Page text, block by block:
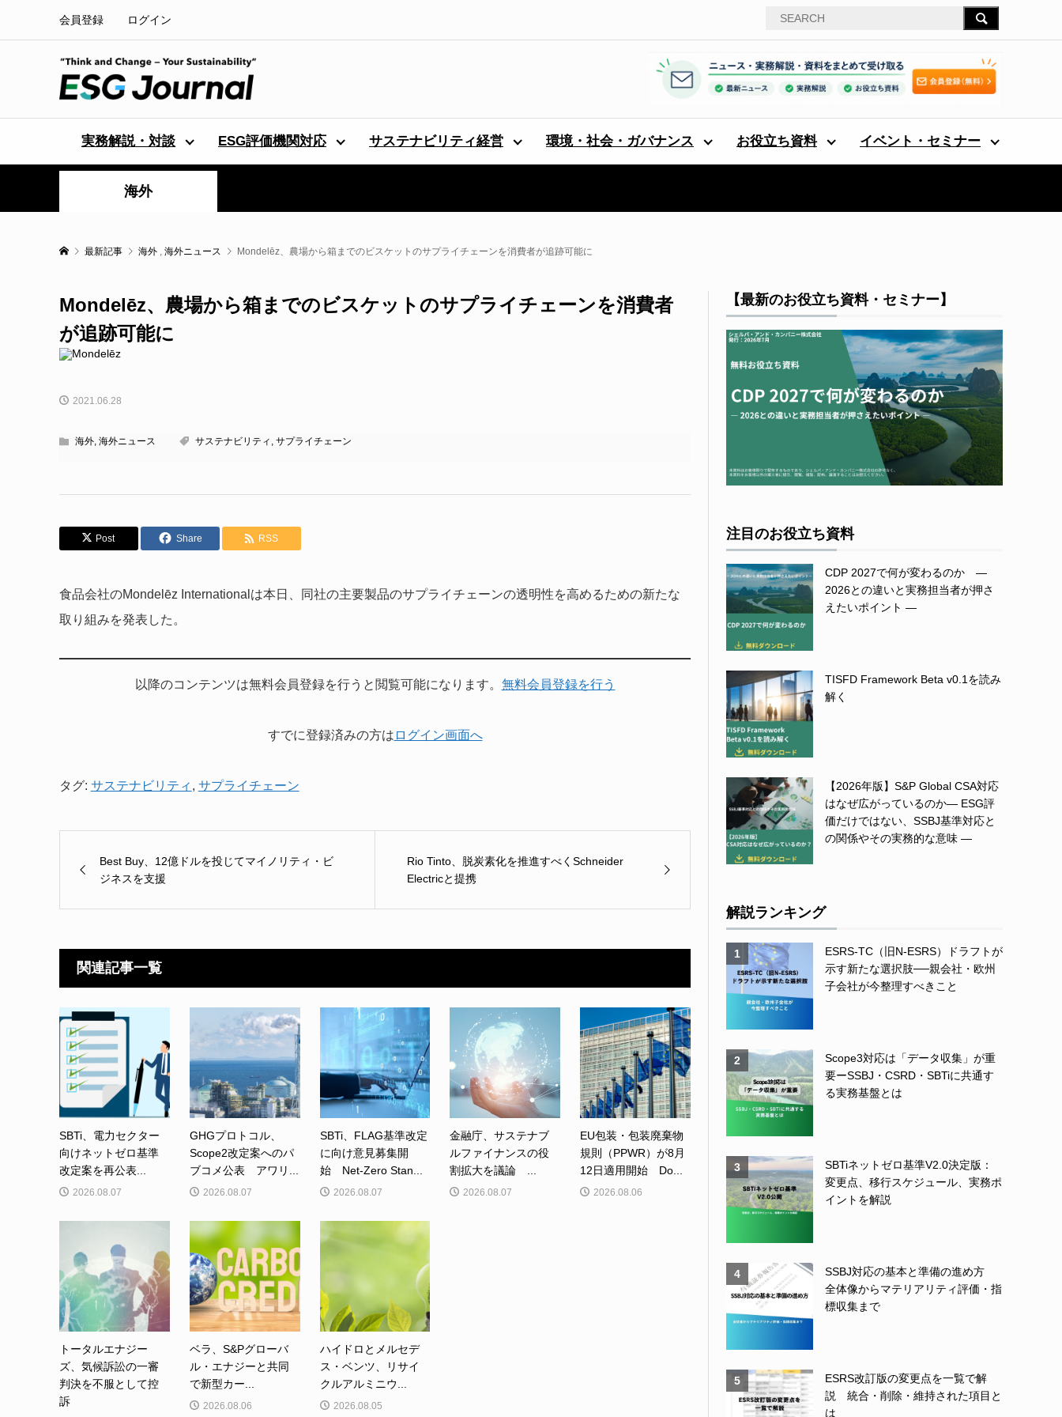
会員登録 ログイン
実務解説・対談 ESG評価機関対応 サステナビリティ経営 環境・社会・ガバナンス お役立ち資料 イベント・セミナー
海外
最新記事 海外 , 海外ニュース Mondelēz、農場から箱までのビスケットのサプライチェーンを消費者が追跡可能に
Mondelēz、農場から箱までのビスケットのサプライチェーンを消費者
が追跡可能に
2021.06.28
海外, 海外ニュース サステナビリティ , サプライチェーン
Post Share RSS
食品会社のMondelēz Internationalは本日、同社の主要製品のサプライチェーンの透明性を高めるための新たな
取り組みを発表した。
以降のコンテンツは無料会員登録を行うと閲覧可能になります。 無料会員登録を行う
すでに登録済みの方は ログイン画面へ
タグ: サステナビリティ , サプライチェーン
Best Buy、12億ドルを投じてマイノリティ・ビ
ジネスを支援
Rio Tinto、脱炭素化を推進すべくSchneider
Electricと提携
関連記事一覧
SBTi、電力セクター
向けネットゼロ基準
改定案を再公表...
2026.08.07
GHGプロトコル、
Scope2改定案へのパ
ブコメ公表 アワリ...
2026.08.07
SBTi、FLAG基準改定
に向け意見募集開
始 Net-Zero Stan...
2026.08.07
金融庁、サステナブ
ルファイナンスの役
割拡大を議論 ...
2026.08.07
EU包装・包装廃棄物
規則（PPWR）が8月
12日適用開始 Do...
2026.08.06
トータルエナジー
ズ、気候訴訟の一審
判決を不服として控
訴
ベラ、S&Pグローバ
ル・エナジーと共同
で新型カー...
2026.08.06
ハイドロとメルセデ
ス・ベンツ、リサイ
クルアルミニウ...
2026.08.05
【最新のお役立ち資料・セミナー】
注目のお役立ち資料
CDP 2027で何が変わるのか ―
2026との違いと実務担当者が押さ
えたいポイント ―
TISFD Framework Beta v0.1を読み
解く
【2026年版】S&P Global CSA対応
はなぜ広がっているのか― ESG評
価だけではない、SSBJ基準対応と
の関係やその実務的な意味 ―
解説ランキング
1
ESRS-TC（旧N-ESRS）ドラフトが
示す新たな選択肢──親会社・欧州
子会社が今整理すべきこと
2
Scope3対応は「データ収集」が重
要ーSSBJ・CSRD・SBTiに共通す
る実務基盤とは
3
SBTiネットゼロ基準V2.0決定版：
変更点、移行スケジュール、実務ポ
イントを解説
4
SSBJ対応の基本と準備の進め方
全体像からマテリアリティ評価・指
標収集まで
5
ESRS改訂版の変更点を一覧で解
説 統合・削除・維持された項目と
は